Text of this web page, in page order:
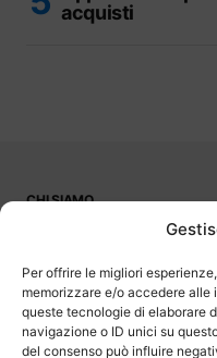
Per offrire le migliori
memorizzare e/o accedere alle
queste tecnologie di elaborare
navigazione o ID unici su
del consenso può influire
acquisti
CHI SIAMO